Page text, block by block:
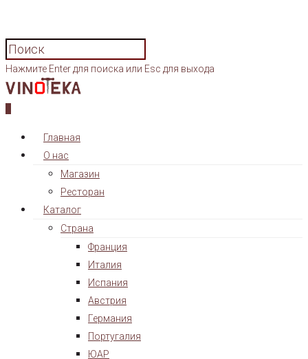
Нажмите Enter для поиска или Esc для выхода
Главная
О нас
Магазин
Ресторан
Каталог
Страна
Франция
Италия
Испания
Австрия
Германия
Португалия
ЮАР